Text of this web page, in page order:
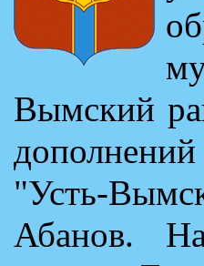
Вымский
"Усть-
Абанов.